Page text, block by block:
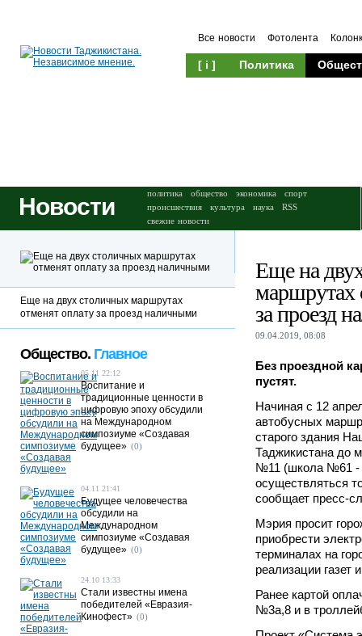
Все новости Фотолента
[ i ] Политика
Новости политика общество экономика
спорт
происшествия
культура наука
RSS
свежие новости
Еще на
маршрутах
за проезд
09.04.2019, 08:08
Без проездной
пустят.
Начиная с 12
автобусных
старого здания
Таджикистана до
№11 (школа №61 -
осуществляться
сообщает пресс-
Мэрия просит
приобрести
терминалах на
реализации газет
Ранее картой
№3а,8 и в
Еще на двух столичных маршрутах
отменят оплату за проезд наличными
Общество. Главное
05.11 22:12
Воспитание и
традиционные ценности в
цифровую эпоху обсудили
на Международном
симпозиуме «Создавая
будущее» (0)
04.11 21:41
Будущее человечества
обсудили на
Международном
симпозиуме «Создавая
будущее» (0)
24.10 13:33
Стали известны имена
победителей «Евразия-
Кинофест» (0)